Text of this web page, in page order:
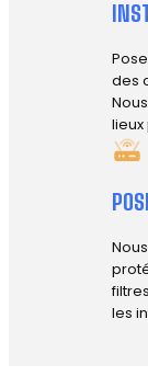
des
les